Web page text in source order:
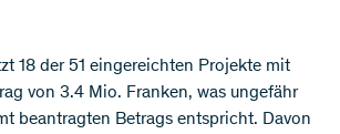
18 der 51 eingereichten Projekte mit
von 3.4 Mio. Franken, was ungefähr
beantragten Betrags entspricht. Davon